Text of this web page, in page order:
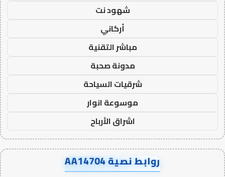
شهود نت
أركاني
مباشر التقنية
مدونة صحبة
شرقيات السياحة
موسوعة انوار
اشراق الأرباح
روابط نصية AA14704